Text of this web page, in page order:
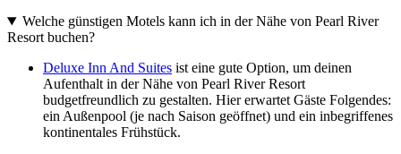
Welche günstigen Motels kann ich in der Nähe von Pearl River
Resort buchen?
Deluxe Inn And Suites ist eine gute Option, um deinen
Aufenthalt in der Nähe von Pearl River Resort
budgetfreundlich zu gestalten. Hier erwartet Gäste Folgendes:
ein Außenpool (je nach Saison geöffnet) und ein inbegriffenes
kontinentales Frühstück.